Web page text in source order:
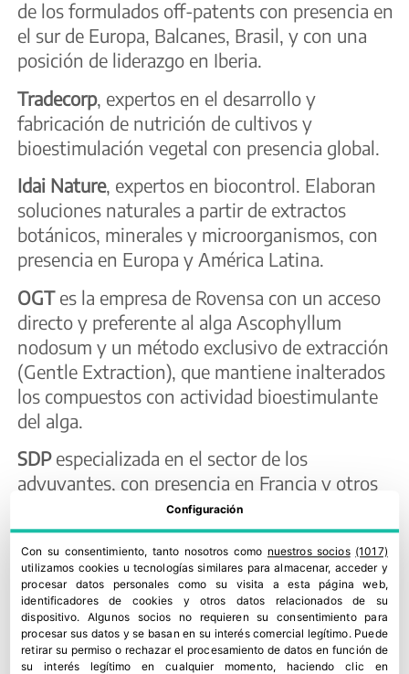
de los formulados off-patents con presencia en
el sur de Europa, Balcanes, Brasil, y con una
posición de liderazgo en Iberia.
Tradecorp, expertos en el desarrollo y
fabricación de nutrición de cultivos y
bioestimulación vegetal con presencia global.
Idai Nature, expertos en biocontrol. Elaboran
soluciones naturales a partir de extractos
botánicos, minerales y microorganismos, con
presencia en Europa y América Latina.
OGTes la empresa de Rovensa con un acceso
directo y preferente al alga Ascophyllum
nodosum y un método exclusivo de extracción
(Gentle Extraction), que mantiene inalterados
los compuestos con actividad bioestimulante
del alga.
SDPespecializada en el sector de los
adyuvantes, con presencia en Francia y otros
Microquimicaexpertos en microbiología y
biotecnología con fuerte presencia en Brasil.
Elgrupo Rovensaseguirá su estrategia de
crecimiento orgánico e inorgánico con una
fuerte expansión internacional.
Configuración
Con su consentimiento, tanto nosotros como nuestros socios (1017)
utilizamos cookies u tecnologías similares para almacenar, acceder y
procesar datos personales como su visita a esta página web,
identificadores de cookies y otros datos relacionados de su
dispositivo. Algunos socios no requieren su consentimiento para
procesar sus datos y se basan en su interés comercial legítimo. Puede
retirar su permiso o rechazar el procesamiento de datos en función de
su interés legítimo en cualquier momento, haciendo clic en